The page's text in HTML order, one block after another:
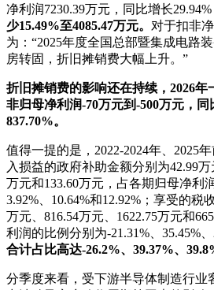
净利润7230.39万元，同比增长29.94%
少15.49%至4085.47万元。 对于扣非
为：“2025年度全国总部暨集成电路
房转固，折旧摊销费大幅上升。”
折旧摊销费的影响还在持续，2026
非归母净利润-70万元到-500万元，
837.70%。
值得一提的是，2022-2024年、2025
入损益的政府补助金额分别为42.99万
万元和133.60万元，占各期归母净利
3.92%、10.64%和12.92%；享受的税
万元、816.54万元、1622.75万元和
利润的比例分别为-21.31%、35.45%、
合计占比高达-26.2%、39.37%、
分季度来看，受下游半导体制造行业